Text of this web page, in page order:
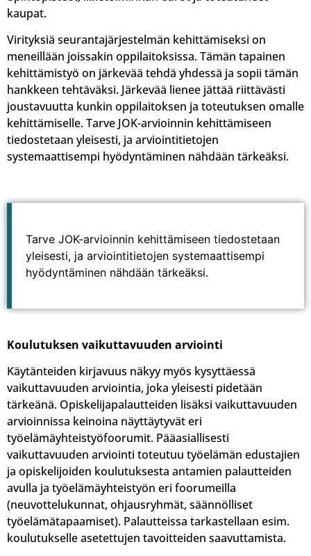
kaupat.
Virityksiä seurantajärjestelmän kehittämiseksi on
meneillään joissakin oppilaitoksissa. Tämän tapainen
kehittämistyö on järkevää tehdä yhdessä ja sopii tämän
hankkeen tehtäväksi. Järkevää lienee jättää riittävästi
joustavuutta kunkin oppilaitoksen ja toteutuksen omalle
kehittämiselle. Tarve JOK-arvioinnin kehittämiseen
tiedostetaan yleisesti, ja arviointitietojen
systemaattisempi hyödyntäminen nähdään tärkeäksi.
Tarve JOK-arvioinnin kehittämiseen tiedostetaan
yleisesti, ja arviointitietojen systemaattisempi
hyödyntäminen nähdään tärkeäksi.
Koulutuksen vaikuttavuuden arviointi
Käytänteiden kirjavuus näkyy myös kysyttäessä
vaikuttavuuden arviointia, joka yleisesti pidetään
tärkeänä. Opiskelijapalautteiden lisäksi vaikuttavuuden
arvioinnissa keinoina näyttäytyvät eri
työelämäyhteistyöfoorumit. Pääasiallisesti
vaikuttavuuden arviointi toteutuu työelämän edustajien
ja opiskelijoiden koulutuksesta antamien palautteiden
avulla ja työelämäyhteistyön eri foorumeilla
(neuvottelukunnat, ohjausryhmät, säännölliset
työelämätapaamiset). Palautteissa tarkastellaan esim.
koulutukselle asetettujen tavoitteiden saavuttamista.